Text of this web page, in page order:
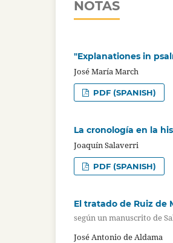
NOTAS
"Explanationes in
José María March
PDF (SPANISH)
La cronología en la
Joaquín Salaverri
PDF (SPANISH)
El tratado de Ruiz de
según un manuscrito de
José Antonio de Aldama